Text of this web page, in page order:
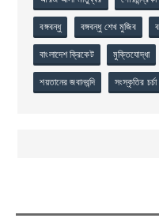
বঙ্গবন্ধু বঙ্গবন্ধু শেখ মুজিব
বাংলাদেশ ক্রিকেট মুক্তিযোদ্ধা
শয়তানের জবানবন্দি সংস্কৃতির চর্চা